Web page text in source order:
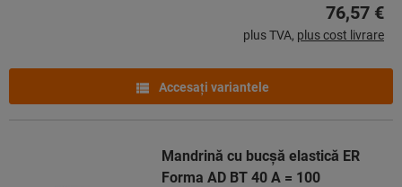
76,57 €
plus TVA, plus cost livrare
Accesaţi variantele
Mandrină cu bucşă elastică ER
Forma AD BT 40 A = 100